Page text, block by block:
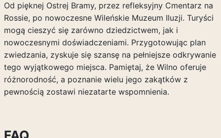
Od pięknej Ostrej Bramy, przez refleksyjny Cmentarz na
Rossie, po nowoczesne Wileńskie Muzeum Iluzji. Turyści
mogą cieszyć się zarówno dziedzictwem, jak i
nowoczesnymi doświadczeniami. Przygotowując plan
zwiedzania, zyskuje się szansę na pełniejsze odkrywanie
tego wyjątkowego miejsca. Pamiętaj, że Wilno oferuje
różnorodność, a poznanie wielu jego zakątków z
pewnością zostawi niezatarte wspomnienia.